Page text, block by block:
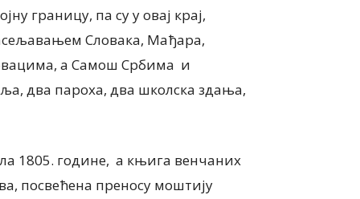
границу, па су у овај крај,
Словака, Мађара,
а Самош Србима и
два пароха, два школска здања,
1805. године, а књига венчаних
посвећена преносу моштију